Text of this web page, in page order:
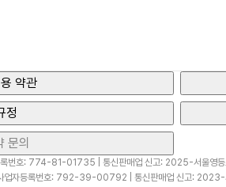
약관
정
문의
록번호: 774-81-01735 | 통신판매업 신고: 2025-서울
사업자등록번호: 792-39-00792 | 통신판매업 신고: